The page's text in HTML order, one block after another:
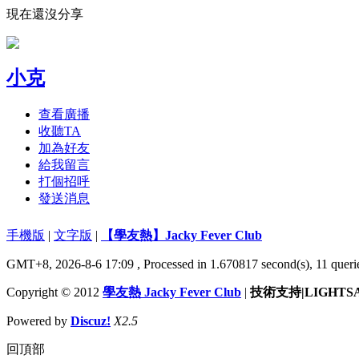
現在還沒分享
小克
查看廣播
收聽TA
加為好友
給我留言
打個招呼
發送消息
手機版 | 文字版 | 【學友熱】Jacky Fever Club
GMT+8, 2026-8-6 17:09 , Processed in 1.670817 second(s), 11
Copyright © 2012 學友熱 Jacky Fever Club | 技術支持
Powered by Discuz! X2.5
回頂部